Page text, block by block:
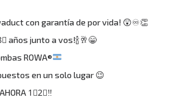
con garantía de por vida! 😲♾👏
años junto a vos!🍾🥂😁
ROWA®
en un solo lugar 😉
1⃣2⃣‼